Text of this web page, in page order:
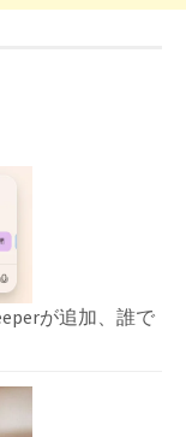
が追加、誰で